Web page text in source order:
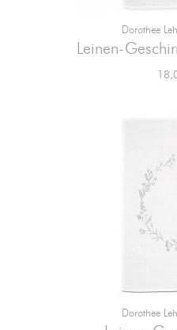
Dorothee
Leinen-
Dorothee